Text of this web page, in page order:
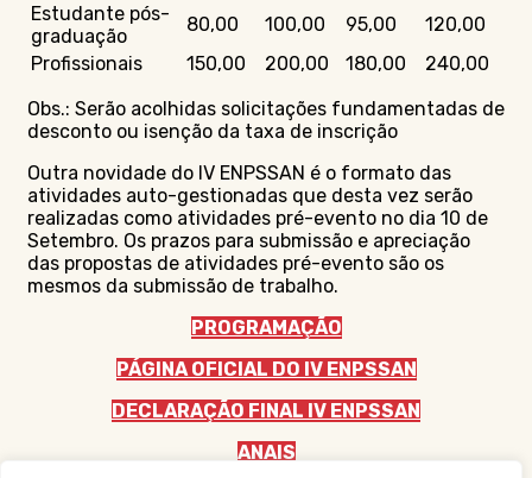
Estudante pós-
graduação
80,00 100,00 95,00
120,00
Profissionais
150,00 200,00 180,00
240,00
Obs.: Serão acolhidas solicitações fundamentadas de
desconto ou isenção da taxa de inscrição
Outra novidade do IV ENPSSAN é o formato das
atividades auto-gestionadas que desta vez serão
realizadas como atividades pré-evento no dia 10 de
Setembro. Os prazos para submissão e apreciação
das propostas de atividades pré-evento são os
mesmos da submissão de trabalho.
PROGRAMAÇÃO
PÁGINA OFICIAL DO IV ENPSSAN
DECLARAÇÃO FINAL IV ENPSSAN
ANAIS